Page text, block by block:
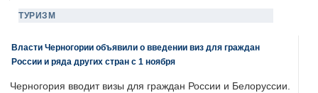
ТУРИЗМ
Власти Черногории объявили о введении виз для граждан
России и ряда других стран с 1 ноября
Черногория вводит визы для граждан России и Белоруссии.